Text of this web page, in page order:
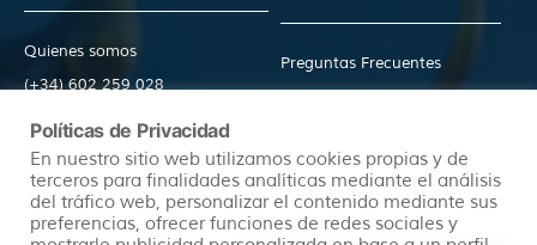
Quienes somos
(+34) 602 259 028
info@hayatravel.com
Mapa Web
Preguntas Frecuentes
Productos Políticas
Políticas de Privacidad
En nuestro sitio web utilizamos cookies propias y de
terceros para finalidades analíticas mediante el análisis
del tráfico web, personalizar el contenido mediante sus
preferencias, ofrecer funciones de redes sociales y